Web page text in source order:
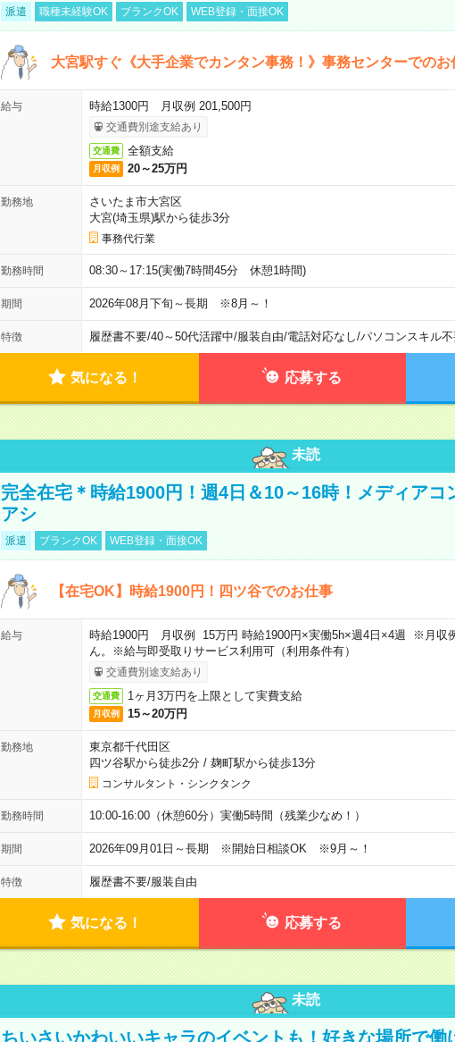
派遣 職種未経験OK ブランクOK WEB登録・面接OK
大宮駅すぐ《大手企業でカンタン事務！》事務センターでのお
給与 時給1300円 月収例 201,500円
交通費別途支給あり
交通費 全額支給
月収例 20～25万円
勤務地
さいたま市大宮区
大宮(埼玉県)駅から徒歩3分
事務代行業
勤務時間 08:30～17:15(実働7時間45分 休憩1時間)
期間 2026年08月下旬～長期 ※8月～！
特徴 履歴書不要/40～50代活躍中/服装自由/電話対応なし/パソコンスキル不
気になる！ 応募する
未読
完全在宅＊時給1900円！週4日＆10～16時！メディアコ
アシ
派遣 ブランクOK WEB登録・面接OK
【在宅OK】時給1900円！四ツ谷でのお仕事
給与
時給1900円 月収例 15万円 時給1900円×実働5h×週4日×4週 ※月収
ん。※給与即受取りサービス利用可（利用条件有）
交通費別途支給あり
交通費 1ヶ月3万円を上限として実費支給
月収例 15～20万円
勤務地
東京都千代田区
四ツ谷駅から徒歩2分/ 麹町駅から徒歩13分
コンサルタント・シンクタンク
勤務時間 10:00-16:00（休憩60分）実働5時間（残業少なめ！）
期間 2026年09月01日～長期 ※開始日相談OK ※9月～！
特徴 履歴書不要/服装自由
気になる！ 応募する
未読
ちいさいかわいいキャラのイベントも！好きな場所で働